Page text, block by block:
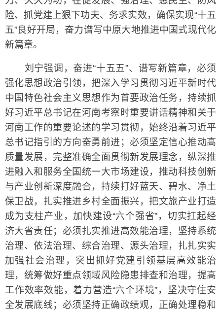
险、抓党建上狠下功夫、务求实效，确保实现“十五
五”良好开局，奋力谱写中原大地推进中国式现代化
新篇章。
刘宁强调，奋进“十五五”、谱写新篇章，必须
强化思想政治引领，把深入学习贯彻习近平新时代
中国特色社会主义思想作为首要政治任务，持续抓
好习近平总书记在河南考察时重要讲话精神和关于
河南工作的重要论述的学习贯彻，始终沿着习近平
总书记指引的方向奋勇前进；必须坚定信心推动高
质量发展，完整准确全面贯彻新发展理念，纵深推
进融入和服务全国统一大市场建设，推动科技创新
与产业创新深度融合，持续打好蓝天、碧水、净土
保卫战，扎实推进乡村全面振兴，把文旅产业打造
成为支柱产业，加快建设“六个强省”，切实扛起经
济大省责任；必须扎实推进高效能治理，坚持系统
治理、依法治理、综合治理、源头治理，扎扎实实
加强社会治理，突出抓好党建引领基层高效能治
理，统筹做好重点领域风险隐患排查和治理，提高
工作效率效能，着力营造“六个环境”，坚决守住安
全发展底线；必须坚持正确政绩观，正确处理稳和